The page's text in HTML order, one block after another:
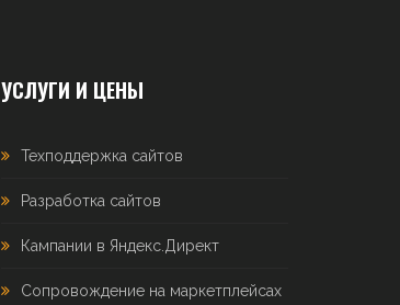
УСЛУГИ И ЦЕНЫ
Техподдержка сайтов
Разработка сайтов
Кампании в Яндекс.Директ
Сопровождение на маркетплейсах